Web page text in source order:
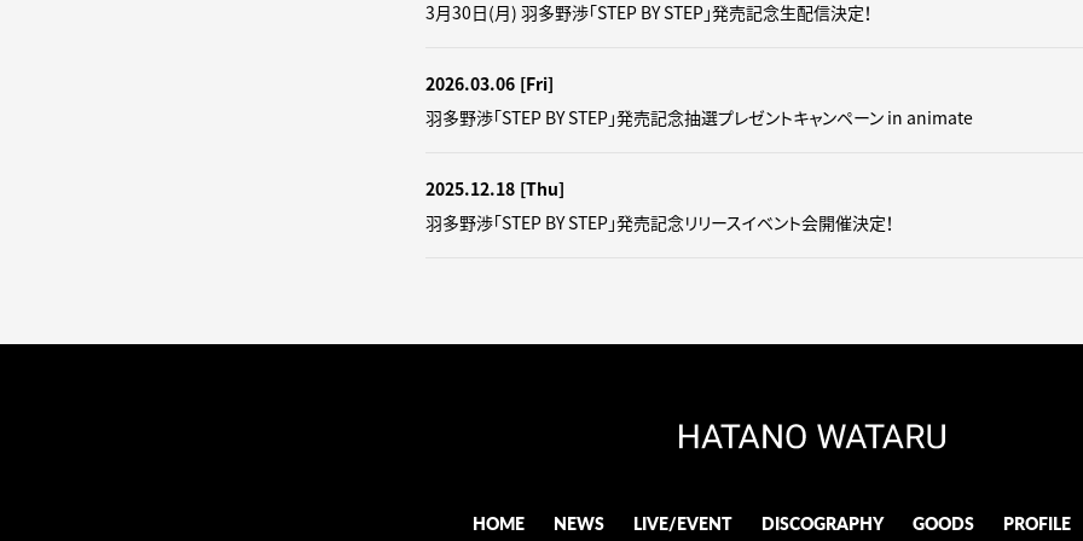
3月30日(月) 羽多野渉「STEP BY STEP」発売記念生配信決定！
2026.03.06 [Fri]
羽多野渉「STEP BY STEP」発売記念抽選プレゼントキャンペーン in animate
2025.12.18 [Thu]
羽多野渉「STEP BY STEP」発売記念リリースイベント会開催決定！
HOME NEWS LIVE/EVENT DISCOGRAPHY GOODS PROFILE